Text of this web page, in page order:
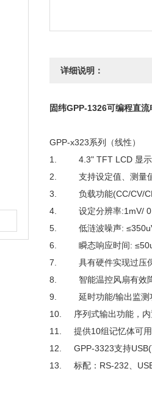
详细说明：
固纬GPP-1326可编程直流
GPP-x323系列（线性）
1. 4.3" TFT LCD 显示
2. 支持设定值、测量值
3. 负载功能(CC/CV/
4. 设定分辨率:1mV/
5. 低涟波噪声:
6. 瞬态响应时间:
7. 具有硬件实现过压保
8. 智能温控风扇有效
9. 延时功能/输出监测
10. 序列式输出功能，内
11. 提供10组记忆体可用
12. GPP-3323支持
13. 标配：RS-232、